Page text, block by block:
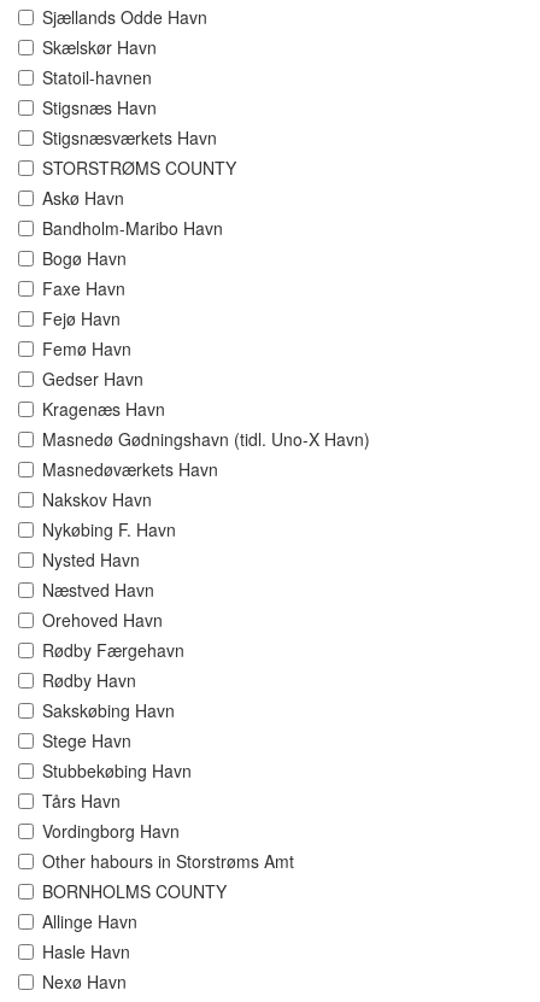
Sjællands Odde Havn
Skælskør Havn
Statoil-havnen
Stigsnæs Havn
Stigsnæsværkets Havn
STORSTRØMS COUNTY
Askø Havn
Bandholm-Maribo Havn
Bogø Havn
Faxe Havn
Fejø Havn
Femø Havn
Gedser Havn
Kragenæs Havn
Masnedø Gødningshavn (tidl. Uno-X Havn)
Masnedøværkets Havn
Nakskov Havn
Nykøbing F. Havn
Nysted Havn
Næstved Havn
Orehoved Havn
Rødby Færgehavn
Rødby Havn
Sakskøbing Havn
Stege Havn
Stubbekøbing Havn
Tårs Havn
Vordingborg Havn
Other habours in Storstrøms Amt
BORNHOLMS COUNTY
Allinge Havn
Hasle Havn
Nexø Havn